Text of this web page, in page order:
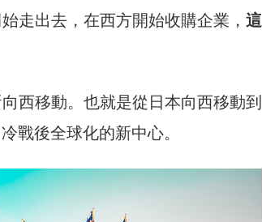
走出去，在西方開始收購企業， 這
西移動。也就是從日本向西移動到
戰後全球化的新中心。